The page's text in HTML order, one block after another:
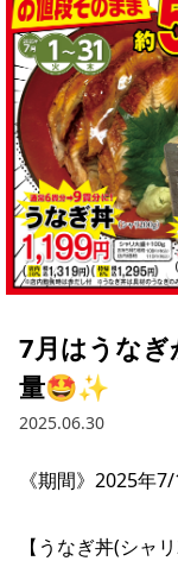
代表者あい
グループ会
会社概要
沿革
経営陣
所在地
事業一覧
飲食事業紹介
飲食事業紹
や台ずし
ニパチ
これや
焼とりてっ
IR（株主・投
IR情報トッ
会長メッセ
コーポレー
財務情報
業績推移
株式情報
採用情報
採用情報ト
パート・ア
店舗物件・店
お問い合わせ
お問い合わ
このサイトに
プライバシー
リンク集
7月はうな
量🤩✨
2025.06.30
《期間》2025年
【うなぎ丼(シャ